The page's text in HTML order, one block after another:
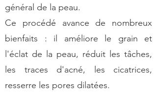
général de la peau.
Ce procédé avance de nombreux
bienfaits : il améliore le grain et
l'éclat de la peau, réduit les tâches,
les traces d'acné, les cicatrices,
resserre les pores dilatées.